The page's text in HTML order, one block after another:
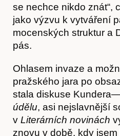
se nechce nikdo znát“,
jako výzvu k vytváření
mocenských struktur a
pás.
Ohlasem invaze a
pražského jara po
stala diskuse
údělu, asi nejslavnější
v Literárních novinách
znovu v době, kdy